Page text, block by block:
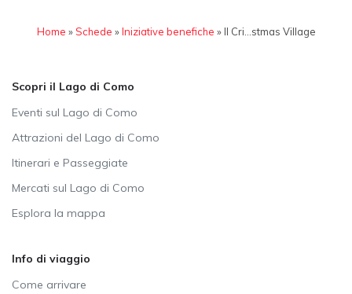
Home »Schede »Iniziative benefiche » Il Cri…stmas Village
Scopri il Lago di Como
Eventi sul Lago di Como
Attrazioni del Lago di Como
Itinerari e Passeggiate
Mercati sul Lago di Como
Esplora la mappa
Info di viaggio
Come arrivare